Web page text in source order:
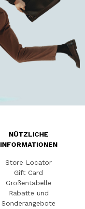
NÜTZLICHE
INFORMATIONEN
Store Locator
Gift Card
Größentabelle
Rabatte und
Sonderangebote